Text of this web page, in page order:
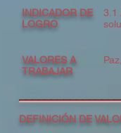
INDICADOR DE
LOGRO
3.1
VALORES A
TRABAJAR
DEFINICIÓN DE